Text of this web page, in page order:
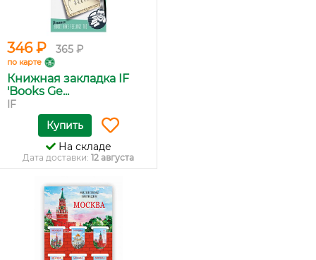
346 ₽ 365 ₽
по карте
Книжная закладка IF
'Books Ge...
IF
Купить
На складе
Дата доставки: 12 августа